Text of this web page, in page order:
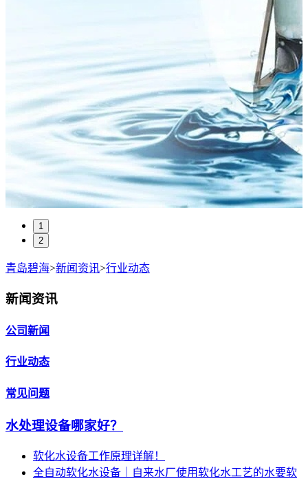
1
2
青岛碧海>新闻资讯>行业动态
新闻资讯
公司新闻
行业动态
常见问题
水处理设备哪家好？
软化水设备工作原理详解！
全自动软化水设备｜自来水厂使用软化水工艺的水要软